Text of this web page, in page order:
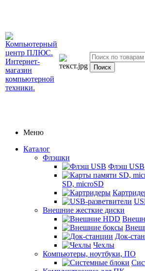
Меню
Каталог
Флэшки
Флэш USB
SD, microSD
Внешние жесткие диски
Док-
Чехлы
Компьютеры, ноутбуки, ПО